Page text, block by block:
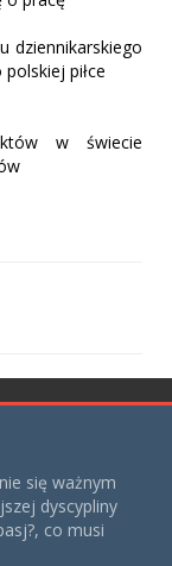
dziennikarskiego
piłce
w świecie
się ważnym
dyscypliny
co musi